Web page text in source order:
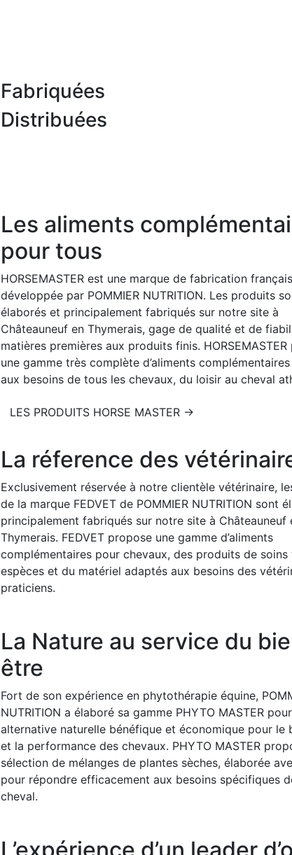
Fabriquées
Distribuées
Les aliments
pour tous
HORSEMASTER est une marque de fabrication
développée par POMMIER NUTRITION. Les produits
élaborés et principalement fabriqués sur notre site à
Châteauneuf en Thymerais, gage de qualité et de
matières premières aux produits finis.
une gamme très complète d’aliments
aux besoins de tous les chevaux, du loisir au cheval
LES PRODUITS HORSE MASTER →
La réference des
Exclusivement réservée à notre clientèle vétérinaire,
de la marque FEDVET de POMMIER NUTRITION sont
principalement fabriqués sur notre site à Châteauneuf
Thymerais. FEDVET propose une gamme d’aliments
complémentaires pour chevaux, des produits de soins
espèces et du matériel adaptés aux besoins des
praticiens.
La Nature au service du
être
Fort de son expérience en phytothérapie équine,
NUTRITION a élaboré sa gamme PHYTO MASTER
alternative naturelle bénéfique et économique pour le
et la performance des chevaux. PHYTO MASTER
sélection de mélanges de plantes sèches, élaborée
pour répondre efficacement aux besoins spécifiques
cheval.